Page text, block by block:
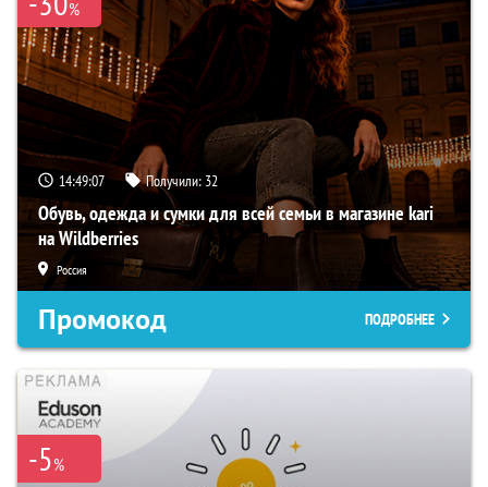
%
14:49:06 Получили: 32
Обувь, одежда и сумки для всей семьи в магазине kari
на Wildberries
Россия
Промокод ПОДРОБНЕЕ
-5%